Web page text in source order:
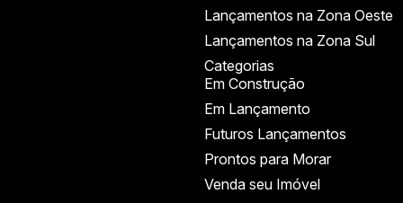
Lançamentos na Zona Oeste
Lançamentos na Zona Sul
Categorias
Em Construção
Em Lançamento
Futuros Lançamentos
Prontos para Morar
Venda seu Imóvel